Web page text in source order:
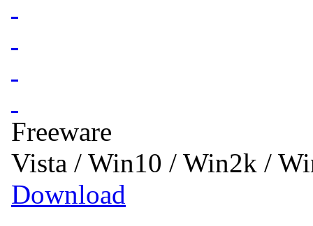
Freeware
Vista / Win10 / Win2k /
Download